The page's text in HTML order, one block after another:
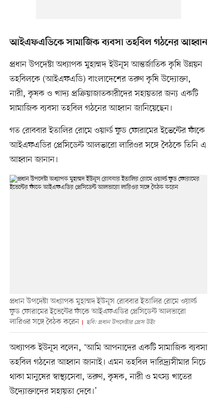
আইএফএডিকে সামাজিক ব্যবসা তহবিল গঠনের আহ্বান
প্রধান উপদেষ্টা অধ্যাপক মুহাম্মদ ইউনূস আন্তর্জাতিক কৃষি উন্নয়ন
তহবিলকে (আইএফএডি) বাংলাদেশের তরুণ কৃষি উদ্যোক্তা,
নারী, কৃষক ও খাদ্য প্রক্রিয়াজাতকারীদের সহায়তার জন্য একটি
সামাজিক ব্যবসা তহবিল গঠনের আহ্বান জানিয়েছেন।
গত রোববার ইতালির রোমে ওয়ার্ল্ড ফুড ফোরামের ইভেন্টের ফাঁকে
আইএফএডির প্রেসিডেন্ট আলভারো লারিওর সঙ্গে বৈঠকে তিনি এ
আহ্বান জানান।
প্রধান উপদেষ্টা অধ্যাপক মুহাম্মদ ইউনূস রোববার ইতালির রোমে ওয়ার্ল্ড
ফুড ফোরামের ইভেন্টের ফাঁকে আইএফএডির প্রেসিডেন্ট আলভারো
লারিওর সঙ্গে বৈঠক করেন
ছবি: প্রধান উপদেষ্টার প্রেস উইং
অধ্যাপক ইউনূস বলেন, ‘আমি আপনাদের একটি সামাজিক ব্যবসা
তহবিল গঠনের আহ্বান জানাই। এমন তহবিল দারিদ্র্যসীমার নিচে
থাকা মানুষের স্বাস্থ্যসেবা, তরুণ, কৃষক, নারী ও মৎস্য খাতের
উদ্যোক্তাদের সহায়তা দেবে।’